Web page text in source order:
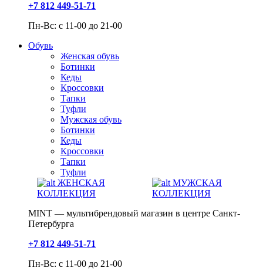
+7 812 449-51-71
Пн-Вс: с 11-00 до 21-00
Обувь
Женская обувь
Ботинки
Кеды
Кроссовки
Тапки
Туфли
Мужская обувь
Ботинки
Кеды
Кроссовки
Тапки
Туфли
ЖЕНСКАЯ
КОЛЛЕКЦИЯ
МУЖСКАЯ
КОЛЛЕКЦИЯ
MINT — мультибрендовый магазин в центре Санкт-
Петербурга
+7 812 449-51-71
Пн-Вс: с 11-00 до 21-00